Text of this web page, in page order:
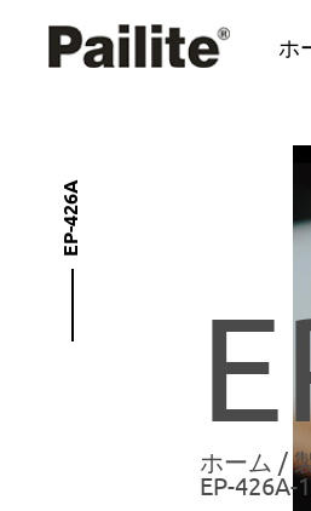
ホ
EP-426A
ホーム /
EP-426A-